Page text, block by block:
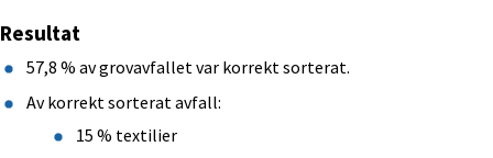
Resultat
57,8 % av grovavfallet var korrekt sorterat.
Av korrekt sorterat avfall:
15 % textilier